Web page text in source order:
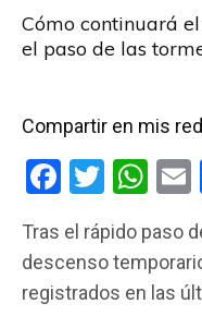
Cómo continuará
el paso de las
Compartir en mis
F
ce
b
T
tt
er
W
at
s
Tras el rápido paso
descenso
registrados en las